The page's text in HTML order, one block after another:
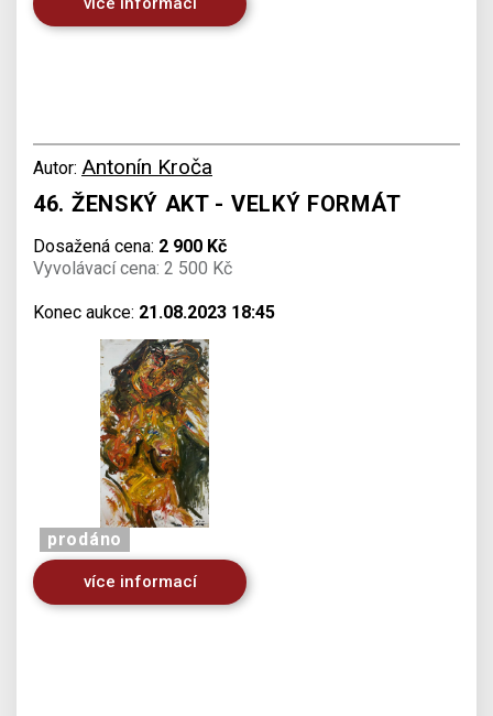
Autor: Antonín Kroča
46. ŽENSKÝ AKT - VELKÝ FORMÁT
Dosažená cena: 2 900 Kč
Vyvolávací cena: 2 500 Kč
Konec aukce: 21.08.2023 18:45
prodáno
více informací